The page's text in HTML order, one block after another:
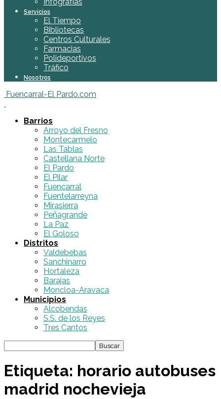
Servicios
El Tiempo
Bibliotecas
Centros Culturales
Farmacias
Polideportivos
Tráfico
Nosotros
Fuencarral-El Pardo.com
Barrios
Arroyo del Fresno
Montecarmelo
Las Tablas
Castellana Norte
El Pardo
El Pilar
Fuencarral
Fuentelarreyna
Mirasierra
Peñagrande
La Paz
El Goloso
Distritos
Valdebebas
Sanchinarro
Hortaleza
Barajas
Moncloa-Aravaca
Municipios
Alcobendas
S.S. de los Reyes
Tres Cantos
Etiqueta: horario autobuses
madrid nochevieja